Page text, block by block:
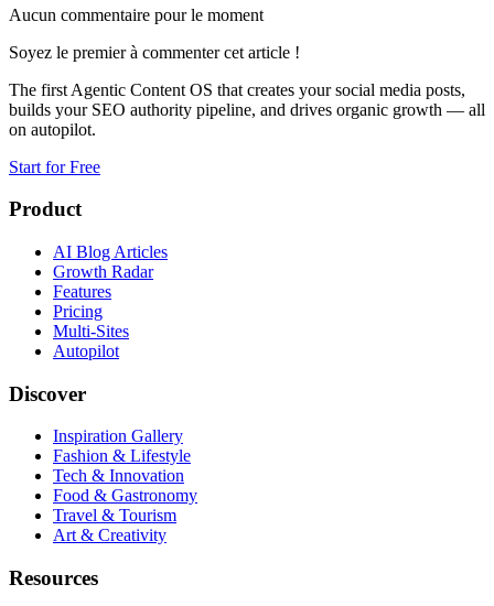
Aucun commentaire pour le moment
Soyez le premier à commenter cet article !
The first Agentic Content OS that creates your social media posts,
builds your SEO authority pipeline, and drives organic growth — all
on autopilot.
Start for Free
Product
AI Blog Articles
Growth Radar
Features
Pricing
Multi-Sites
Autopilot
Discover
Inspiration Gallery
Fashion & Lifestyle
Tech & Innovation
Food & Gastronomy
Travel & Tourism
Art & Creativity
Resources